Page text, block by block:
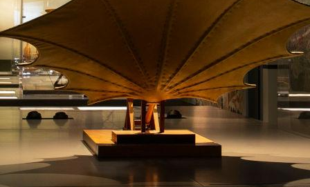
Il Museo Nazionale della Scienza e della Tecnologia
Leonardo da Vinci di Milano riapre il 2 luglio 2020
con i seguenti orari:
giovedì dalle ore 15 alle 21
sabato e domenica dalle ore 10 alle 19
Per evitare assembramenti si dovrà prenotare
l'ingresso e presentarsi puntuali.
Sarà sempre necessario indossare la mascherina,
mantenere la distanza di almeno 2 metri dalle altre